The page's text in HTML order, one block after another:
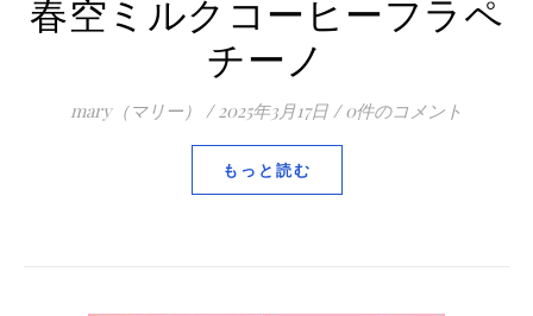
春空ミルクコーヒーフラペ
チーノ
mary（マリー） / 2025年3月17日 / 0件のコメント
もっと読む